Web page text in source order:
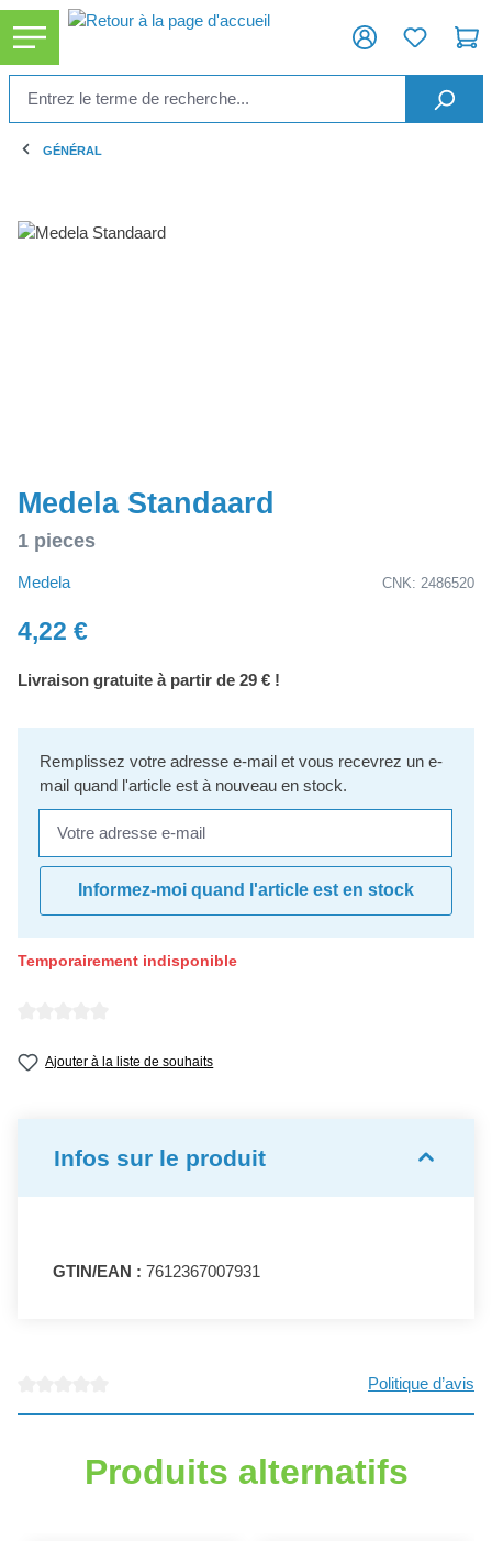
principal
GÉNÉRAL
Ignorer la galerie d'images
Medela Standaard
1 pieces
Medela CNK: 2486520
4,22 €
Livraison gratuite à partir de 29 € !
Remplissez votre adresse e-mail et vous recevrez un e-
mail quand l'article est à nouveau en stock.
Informez-moi quand l'article est en stock
Temporairement indisponible
Ajouter à la liste de souhaits
Infos sur le produit
GTIN/EAN : 7612367007931
Politique d’avis
Produits alternatifs